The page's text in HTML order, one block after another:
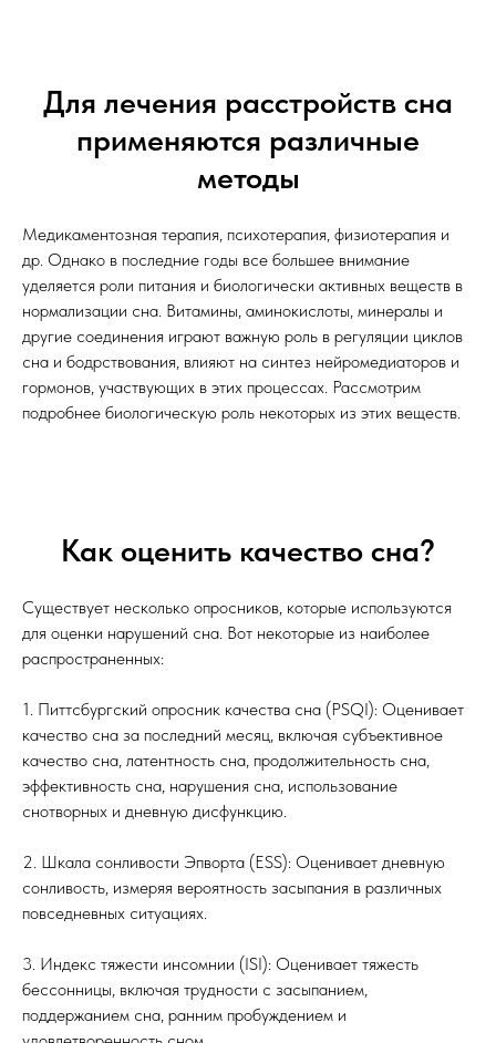
Для лечения расстройств сна
применяются различные
методы
Медикаментозная терапия, психотерапия, физиотерапия и
др. Однако в последние годы все большее внимание
уделяется роли питания и биологически активных веществ в
нормализации сна. Витамины, аминокислоты, минералы и
другие соединения играют важную роль в регуляции циклов
сна и бодрствования, влияют на синтез нейромедиаторов и
гормонов, участвующих в этих процессах. Рассмотрим
подробнее биологическую роль некоторых из этих веществ.
Как оценить качество сна?
Существует несколько опросников, которые используются
для оценки нарушений сна. Вот некоторые из наиболее
распространенных:
1. Питтсбургский опросник качества сна (PSQI): Оценивает
качество сна за последний месяц, включая субъективное
качество сна, латентность сна, продолжительность сна,
эффективность сна, нарушения сна, использование
снотворных и дневную дисфункцию.
2. Шкала сонливости Эпворта (ESS): Оценивает дневную
сонливость, измеряя вероятность засыпания в различных
повседневных ситуациях.
3. Индекс тяжести инсомнии (ISI): Оценивает тяжесть
бессонницы, включая трудности с засыпанием,
поддержанием сна, ранним пробуждением и